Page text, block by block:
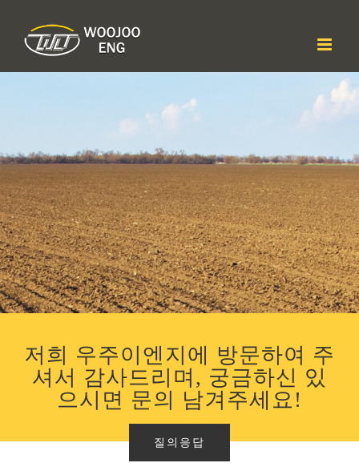
건
저희 우주이엔지에 방문하여 주
셔서 감사드리며, 궁금하신 있
으시면 문의 남겨주세요!
질의응답